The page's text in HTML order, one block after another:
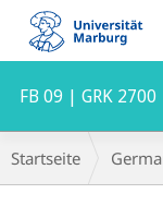
Mobile-
Navigation
FB 09 | GRK 2700
Breadcrumb-
Navigation
Startseite